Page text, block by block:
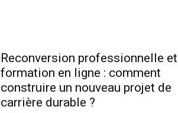
Reconversion professionnelle et
formation en ligne : comment
construire un nouveau projet de
carrière durable ?